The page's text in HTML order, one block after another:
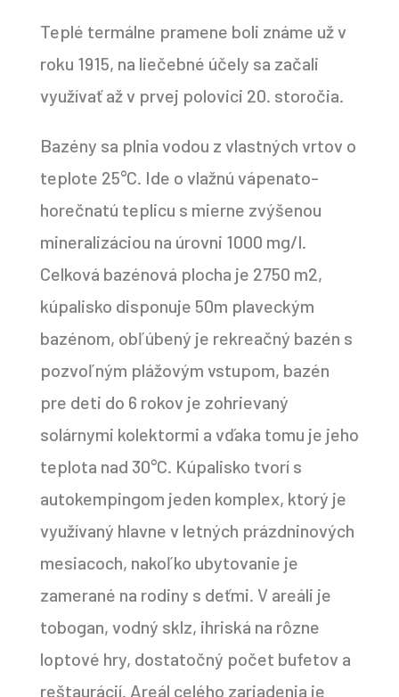
Teplé termálne pramene boli známe už v
roku 1915, na liečebné účely sa začali
využívať až v prvej polovici 20. storočia.
Bazény sa plnia vodou z vlastných vrtov o
teplote 25°C. Ide o vlažnú vápenato-
horečnatú teplicu s mierne zvýšenou
mineralizáciou na úrovni 1000 mg/l.
Celková bazénová plocha je 2750 m2,
kúpalisko disponuje 50m plaveckým
bazénom, obľúbený je rekreačný bazén s
pozvoľným plážovým vstupom, bazén
pre deti do 6 rokov je zohrievaný
solárnymi kolektormi a vďaka tomu je jeho
teplota nad 30°C. Kúpalisko tvorí s
autokempingom jeden komplex, ktorý je
využívaný hlavne v letných prázdninových
mesiacoch, nakoľko ubytovanie je
zamerané na rodiny s deťmi. V areáli je
tobogan, vodný sklz, ihriská na rôzne
loptové hry, dostatočný počet bufetov a
reštaurácií. Areál celého zariadenia je